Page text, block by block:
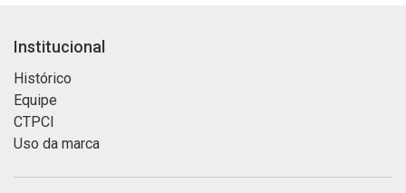
Institucional
Histórico
Equipe
CTPCI
Uso da marca